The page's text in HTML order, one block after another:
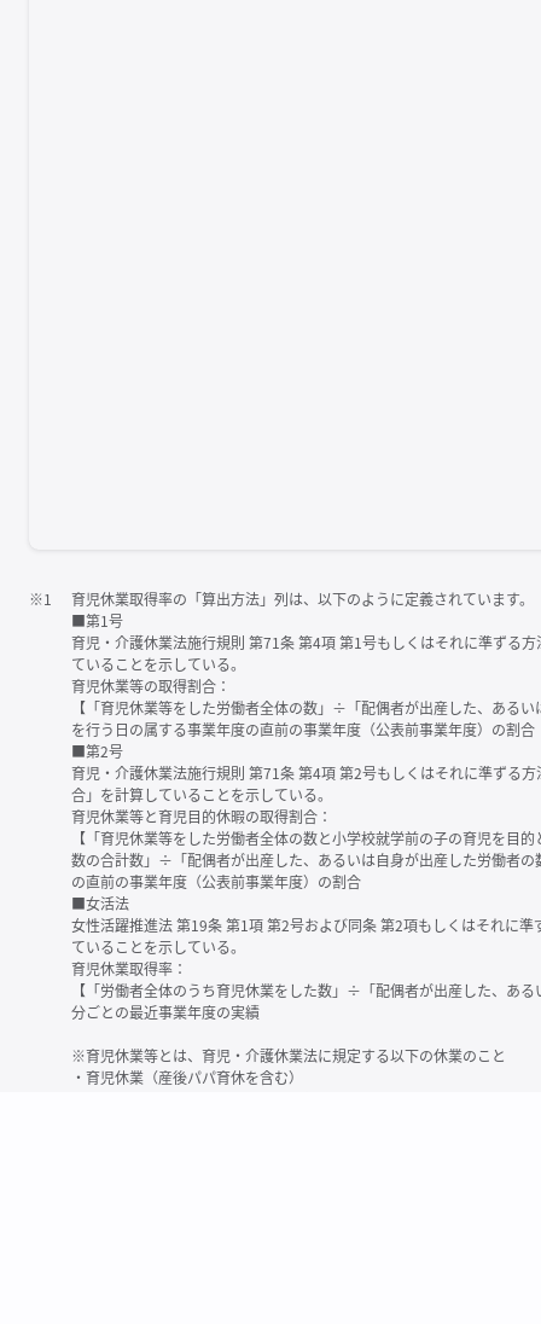
※1
育児休業取得率の「算出方法」列は、以下のように定義されています。
■第1号
育児・介護休業法施行規則 第71条 第4項 第1号もしくはそれに準ずる
ていることを示している。
育児休業等の取得割合：
【「育児休業等をした労働者全体の数」÷「配偶者が出産した、ある
を行う日の属する事業年度の直前の事業年度（公表前事業年度）の割合
■第2号
育児・介護休業法施行規則 第71条 第4項 第2号もしくはそれに準ずる
合」を計算していることを示している。
育児休業等と育児目的休暇の取得割合：
【「育児休業等をした労働者全体の数と小学校就学前の子の育児を目
数の合計数」÷「配偶者が出産した、あるいは自身が出産した労働者
の直前の事業年度（公表前事業年度）の割合
■女活法
女性活躍推進法 第19条 第1項 第2号および同条 第2項もしくはそれに
ていることを示している。
育児休業取得率：
【「労働者全体のうち育児休業をした数」÷「配偶者が出産した、あ
分ごとの最近事業年度の実績
※育児休業等とは、育児・介護休業法に規定する以下の休業のこと
・育児休業（産後パパ育休を含む）